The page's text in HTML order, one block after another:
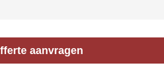
aanvragen